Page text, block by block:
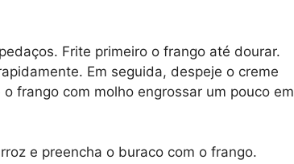
Frite primeiro o frango até dourar.
Em seguida, despeje o creme
frango com molho engrossar um pouco em
e preencha o buraco com o frango.